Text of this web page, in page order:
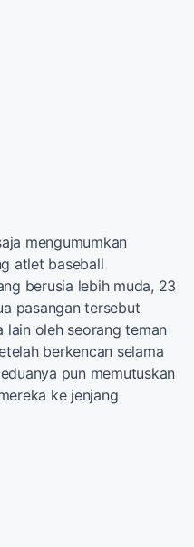
mengumumkan
atlet baseball
berusia lebih muda, 23
pasangan tersebut
lain oleh seorang teman
berkencan selama
pun memutuskan
ke jenjang